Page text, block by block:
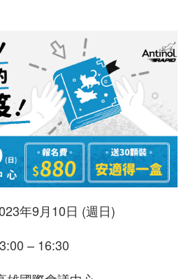
年9月10日 (週日)
13:00 – 16:30